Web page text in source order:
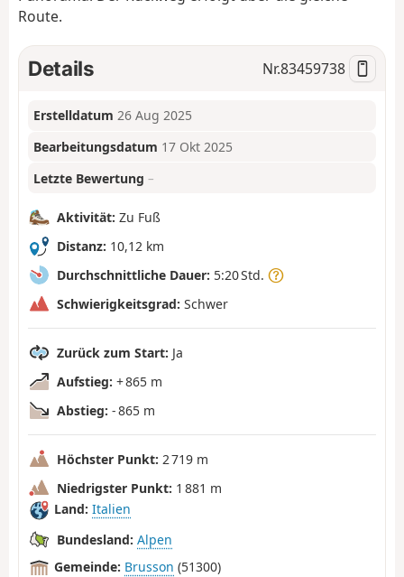
Route.
Details Nr.83459738
Erstelldatum 26 Aug 2025
Bearbeitungsdatum 17 Okt 2025
Letzte Bewertung –
Aktivität: Zu Fuß
Distanz: 10,12 km
Durchschnittliche Dauer: 5:20 Std.
Schwierigkeitsgrad: Schwer
Zurück zum Start: Ja
Aufstieg: + 865 m
Abstieg: - 865 m
Höchster Punkt: 2 719 m
Niedrigster Punkt: 1 881 m
Land: Italien
Bundesland: Alpen
Gemeinde: Brusson (51300)